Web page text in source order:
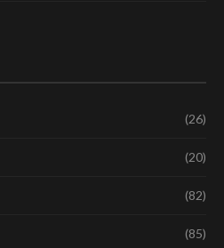
(26)
(20)
(82)
(85)